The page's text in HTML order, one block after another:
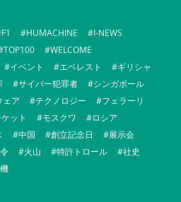
F1 HUMACHINE
I-NEWS
TOP100
WELCOME
イベント エベレスト
ギリシャ
サイバー犯罪者
シンガポール
ェア テクノロジー
フェラーリ
ット モスクワ
ロシア
中国 創立記念日
展示会
火山 特許トロール
社史